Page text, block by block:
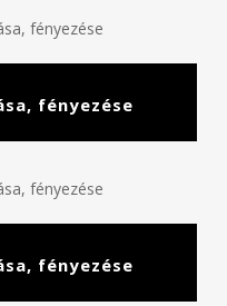
fényezése
fényezése